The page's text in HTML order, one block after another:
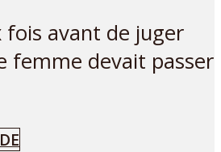
fois avant de juger
femme devait passer